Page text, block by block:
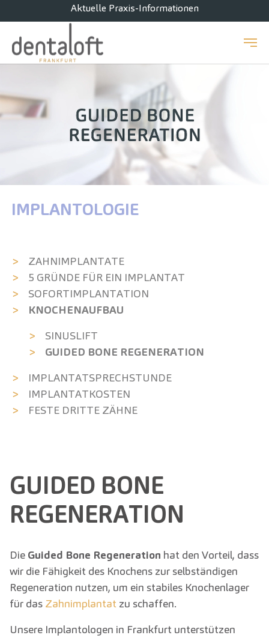
Zum Hauptinhalt springen
Aktuelle Praxis-Informationen
IMPLANTOLOGIE
ZAHN­IMPLANTATE
5 GRÜNDE FÜR EIN IMPLANTAT
SOFORT­IMPLANTATION
KNOCHEN­AUFBAU
SINUSLIFT
GUIDED BONE REGENERATION
IMPLANTAT­SPRECH­STUNDE
IMPLANTAT­KOSTEN
FESTE DRITTE ZÄHNE
GUIDED BONE
REGENERATION
Die Guided Bone Regeneration hat den Vorteil, dass
wir die Fähigkeit des Knochens zur selbständigen
Regeneration nutzen, um ein stabiles Knochenlager
für das Zahnimplantat zu schaffen.
Unsere Implantologen in Frankfurt unterstützen